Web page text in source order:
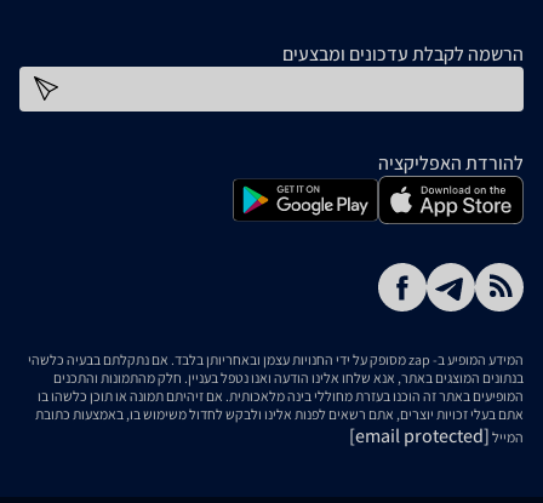
הרשמה לקבלת עדכונים ומבצעים
להורדת האפליקציה
המידע המופיע ב- zap מסופק על ידי החנויות עצמן ובאחריותן בלבד. אם נתקלתם בבעיה כלשהי
בנתונים המוצגים באתר, אנא שלחו אלינו הודעה ואנו נטפל בעניין. חלק מהתמונות והתכנים
המופיעים באתר זה הוכנו בעזרת מחוללי בינה מלאכותית. אם זיהיתם תמונה או תוכן כלשהו בו
אתם בעלי זכויות יוצרים, אתם רשאים לפנות אלינו ולבקש לחדול משימוש בו, באמצעות כתובת
המייל [email protected]